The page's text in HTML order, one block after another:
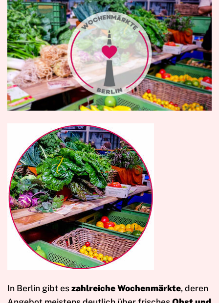
In Berlin gibt eszahlreiche Wochenmärkte, deren